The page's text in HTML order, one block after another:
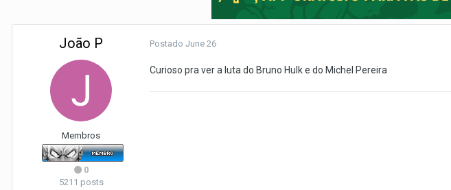
João P
Membros
0
5211 posts
Postado June 26
Curioso pra ver a luta do Bruno Hulk e do Michel Pereira